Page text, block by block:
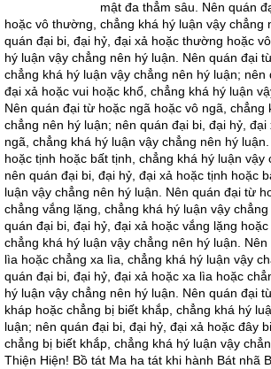
mật đa thẳm sâu. Nên quán
hoặc vô thường, chẳng khá hý luận vậy chẳng
quán đại bi, đại hỷ, đại xả hoặc thường hoặc
hý luận vậy chẳng nên hý luận. Nên quán đại
chẳng khá hý luận vậy chẳng nên hý luận; nên
đại xả hoặc vui hoặc khổ, chẳng khá hý luận
Nên quán đại từ hoặc ngã hoặc vô ngã, chẳng
chẳng nên hý luận; nên quán đại bi, đại hỷ,
ngã, chẳng khá hý luận vậy chẳng nên hý
hoặc tịnh hoặc bất tịnh, chẳng khá hý luận vậy
nên quán đại bi, đại hỷ, đại xả hoặc tịnh hoặc
luận vậy chẳng nên hý luận. Nên quán đại từ
chẳng vắng lặng, chẳng khá hý luận vậy
quán đại bi, đại hỷ, đại xả hoặc vắng lặng hoặc
chẳng khá hý luận vậy chẳng nên hý luận.
lìa hoặc chẳng xa lìa, chẳng khá hý luận vậy
quán đại bi, đại hỷ, đại xả hoặc xa lìa hoặc
hý luận vậy chẳng nên hý luận. Nên quán đại
kháp hoặc chẳng bị biết khắp, chẳng khá hý
luận; nên quán đại bi, đại hỷ, đại xả hoặc đây
chẳng bị biết khắp, chẳng khá hý luận vậy
Thiện Hiện! Bồ tát Ma ha tát khi hành Bát nhã